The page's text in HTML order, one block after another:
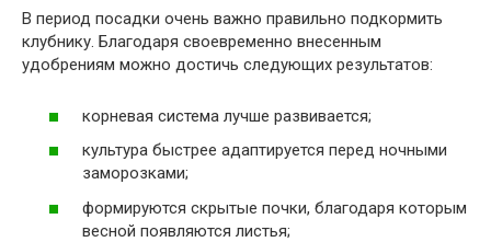
В период посадки очень важно правильно подкормить
клубнику. Благодаря своевременно внесенным
удобрениям можно достичь следующих результатов:
корневая система лучше развивается;
культура быстрее адаптируется перед ночными
заморозками;
формируются скрытые почки, благодаря которым
весной появляются листья;